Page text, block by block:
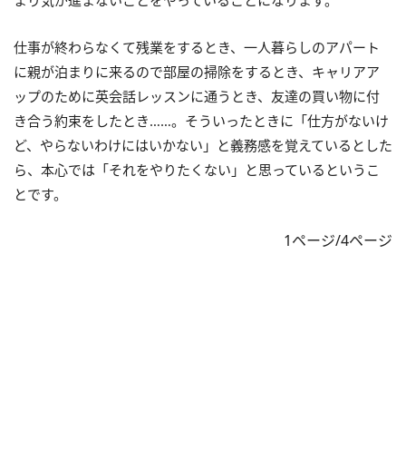
仕事が終わらなくて残業をするとき、一人暮らしのアパート
に親が泊まりに来るので部屋の掃除をするとき、キャリアア
ップのために英会話レッスンに通うとき、友達の買い物に付
き合う約束をしたとき……。そういったときに「仕方がないけ
ど、やらないわけにはいかない」と義務感を覚えているとした
ら、本心では「それをやりたくない」と思っているというこ
とです。
1ページ/4ページ